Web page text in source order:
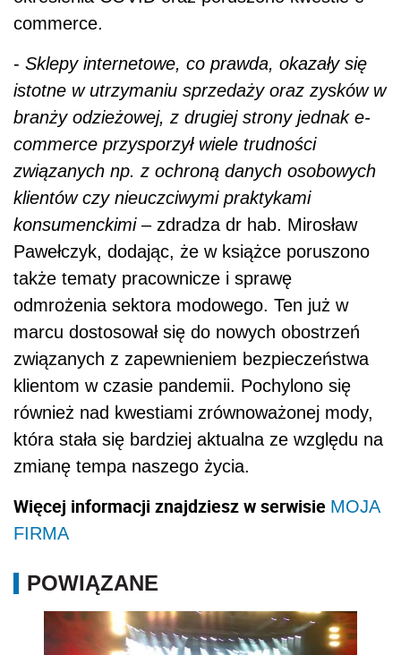
commerce.
- Sklepy internetowe, co prawda, okazały się
istotne w utrzymaniu sprzedaży oraz zysków w
branży odzieżowej, z drugiej strony jednak e-
commerce przysporzył wiele trudności
związanych np. z ochroną danych osobowych
klientów czy nieuczciwymi praktykami
konsumenckimi– zdradza dr hab. Mirosław
Pawełczyk, dodając, że w książce poruszono
także tematy pracownicze i sprawę
odmrożenia sektora modowego. Ten już w
marcu dostosował się do nowych obostrzeń
związanych z zapewnieniem bezpieczeństwa
klientom w czasie pandemii. Pochylono się
również nad kwestiami zrównoważonej mody,
która stała się bardziej aktualna ze względu na
zmianę tempa naszego życia.
Więcej informacji znajdziesz w serwisie MOJA
FIRMA
POWIĄZANE